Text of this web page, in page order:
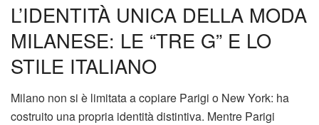
L’IDENTITÀ UNICA DELLA MODA
MILANESE: LE “TRE G” E LO
STILE ITALIANO
Milano non si è limitata a copiare Parigi o New York: ha
costruito una propria identità distintiva. Mentre Parigi